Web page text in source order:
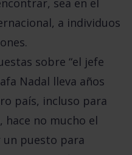
sea en el
a individuos
sobre “el jefe
Nadal lleva años
país, incluso para
hace no mucho el
puesto para